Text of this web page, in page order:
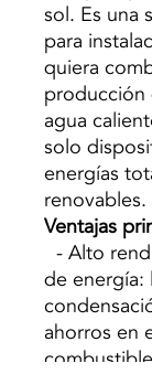
sol. Es una
para
quiera
producción
agua
solo
energías
renovables.
Ventajas
- Alto
de energía:
ahorros en